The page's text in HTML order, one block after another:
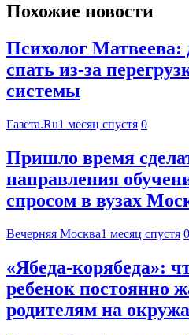
Похожие новости
Психолог Матвеева:
спать из-за
системы
Газета.Ru1 месяц спустя 0
Пришло время
направления
спросом в вузах
Вечерняя Москва1 месяц спустя 0
«Ябеда-корябеда»:
ребенок постоянно
родителям на